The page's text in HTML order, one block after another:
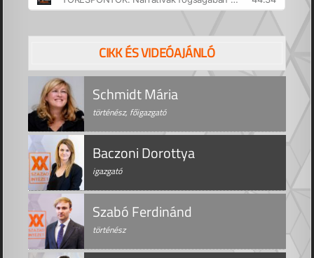
CIKK ÉS VIDEÓAJÁNLÓ
Schmidt Mária
történész, főigazgató
Baczoni Dorottya
igazgató
Szabó Ferdinánd
történész